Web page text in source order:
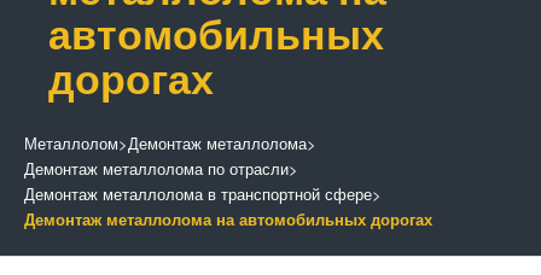
автомобильных
дорогах
Металлолом>Демонтаж металлолома>
Демонтаж металлолома по отрасли>
Демонтаж металлолома в транспортной сфере>
Демонтаж металлолома на автомобильных дорогах